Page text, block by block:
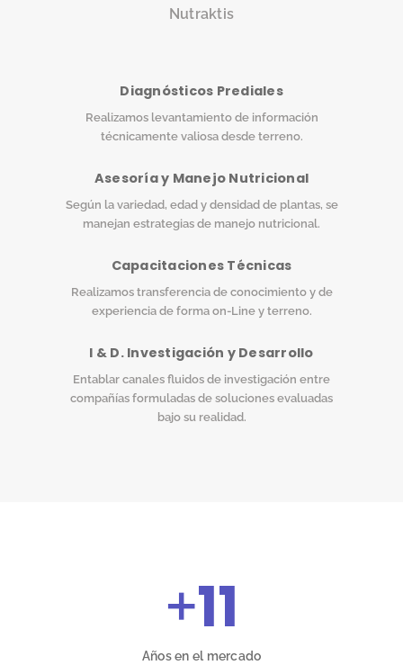
Nutraktis
Diagnósticos Prediales
Realizamos levantamiento de información
técnicamente valiosa desde terreno.
Asesoría y Manejo Nutricional
Según la variedad, edad y densidad de plantas, se
manejan estrategias de manejo nutricional.
Capacitaciones Técnicas
Realizamos transferencia de conocimiento y de
experiencia de forma on-Line y terreno.
I & D. Investigación y Desarrollo
Entablar canales fluidos de investigación entre
compañías formuladas de soluciones evaluadas
bajo su realidad.
+11
Años en el mercado